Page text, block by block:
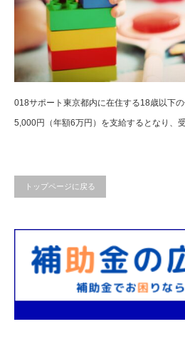
018サポート東京都内に在住する18歳以下
5,000円（年額6万円）を支給するとなり、受
トップページに戻る